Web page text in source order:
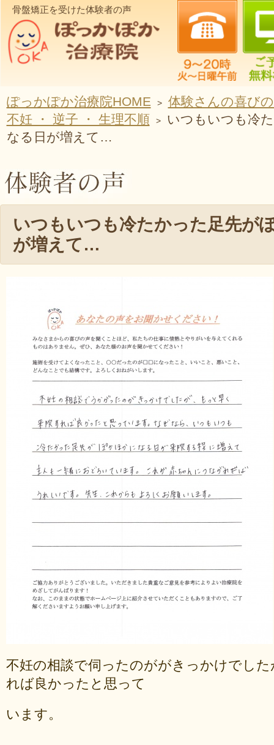
骨盤矯正を受けた体験者の声
ぽっかぽか治療院HOME >
体験さんの喜び
不妊 ・ 逆子 ・ 生理不順
>
いつもいつも冷
なる日が増えて…
いつもいつも冷たかった足先が
が増えて…
不妊の相談で伺ったのががきっかけでし
れば良かったと思って
います。